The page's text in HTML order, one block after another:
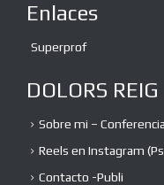
Enlaces
Superprof
DOLORS REIG
Sobre mi –
Reels en Instagram
Contacto -Publi